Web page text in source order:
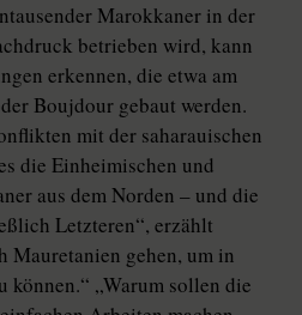
Marokkaner in der
betrieben wird, kann
erkennen, die etwa am
Boujdour gebaut werden.
mit der saharauischen
die Einheimischen und
aus dem Norden – und die
Letzteren“, erzählt
Mauretanien gehen, um in
können.“ „Warum sollen die